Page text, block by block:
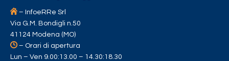
– InfoeRRe Srl
Via G.M. Bondigli n.50
41124 Modena (MO)
– Orari di apertura
Lun – Ven 9.00:13.00 – 14.30:18.30